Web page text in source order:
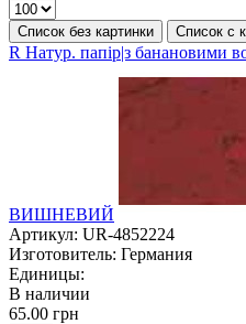
Список без картинки Список с
R Натур. папір|з банановими
ВИШНЕВИЙ
Артикул: UR-4852224
Изготовитель: Германия
Единицы:
В наличии
65.00 грн